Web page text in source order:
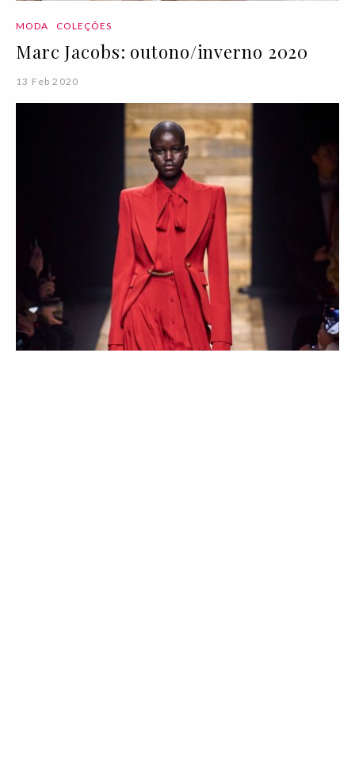
MODA COLEÇÕES
Marc Jacobs: outono/inverno 2020
13 Feb 2020